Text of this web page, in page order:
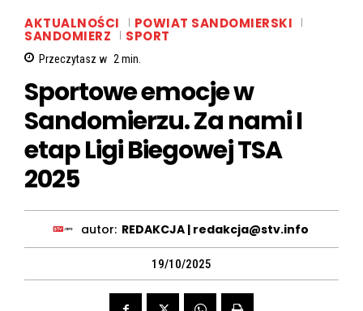
AKTUALNOŚCI POWIAT SANDOMIERSKI
SANDOMIERZ SPORT
Przeczytasz w 2 min.
Sportowe emocje w
Sandomierzu. Za nami I
etap Ligi Biegowej TSA
2025
autor: REDAKCJA | redakcja@stv.info
19/10/2025